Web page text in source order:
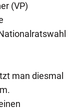
(VP)
man diesmal